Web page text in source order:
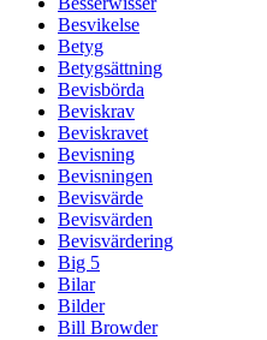
Besvikelse
Betyg
Betygsättning
Bevisbörda
Beviskrav
Beviskravet
Bevisning
Bevisningen
Bevisvärde
Bevisvärden
Bevisvärdering
Big 5
Bilar
Bilder
Bill Browder